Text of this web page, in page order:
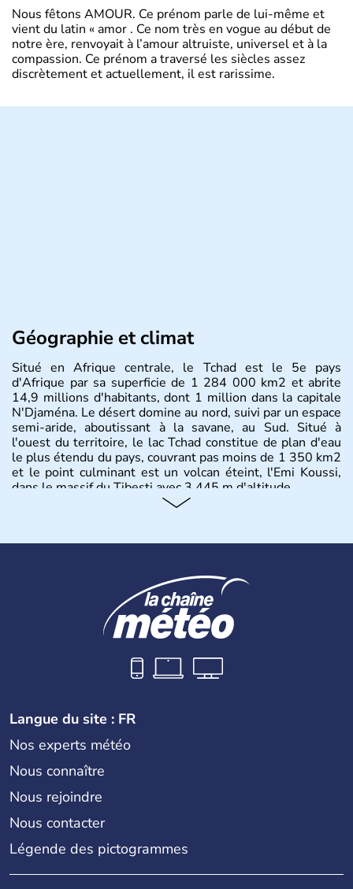
Nous fêtons AMOUR. Ce prénom parle de lui-même et
vient du latin « amor . Ce nom très en vogue au début de
notre ère, renvoyait à l’amour altruiste, universel et à la
compassion. Ce prénom a traversé les siècles assez
discrètement et actuellement, il est rarissime.
Géographie et climat
Situé en Afrique centrale, le Tchad est le 5e pays
d'Afrique par sa superficie de 1 284 000 km2 et abrite
14,9 millions d'habitants, dont 1 million dans la capitale
N'Djaména. Le désert domine au nord, suivi par un espace
semi-aride, aboutissant à la savane, au Sud. Situé à
l'ouest du territoire, le lac Tchad constitue de plan d'eau
le plus étendu du pays, couvrant pas moins de 1 350 km2
et le point culminant est un volcan éteint, l'Emi Koussi,
dans le massif du Tibesti avec 3 445 m d'altitude.
Langue du site : FR
Nos experts météo
Nous connaître
Nous rejoindre
Nous contacter
Légende des pictogrammes